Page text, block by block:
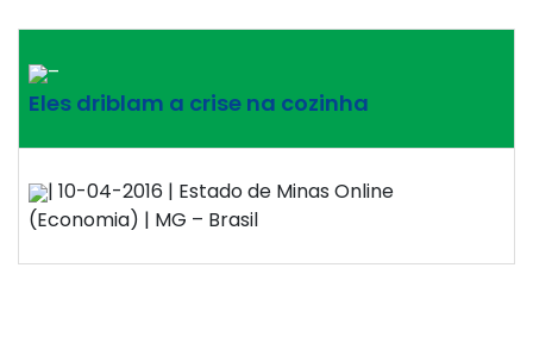
–
Eles driblam a crise na cozinha
| 10-04-2016 | Estado de Minas Online
(Economia) | MG – Brasil